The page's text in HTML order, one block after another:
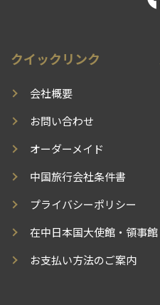
クイックリンク
会社概要
お問い合わせ
オーダーメイド
中国旅行会社条件書
プライバシーポリシー
在中日本国大使館・領事館
お支払い方法のご案内